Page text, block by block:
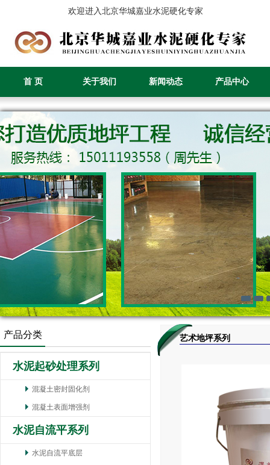
欢迎进入北京华城嘉业水泥硬化专家
首 页 关于我们 新闻动态 产品中心
产品分类
水泥起砂处理系列
混凝土密封固化剂
混凝土表面增强剂
水泥自流平系列
水泥自流平底层
艺术地坪系列